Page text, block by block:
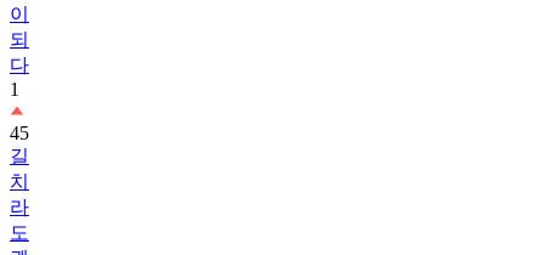
이
되
다
1
45
길
치
라
도